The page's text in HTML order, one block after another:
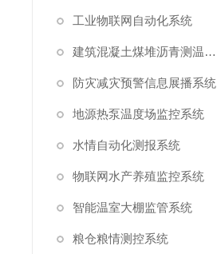
工业物联网自动化系统
建筑混凝土煤堆沥青测温系统
防灾减灾预警信息展播系统
地源热泵温度场监控系统
水情自动化测报系统
物联网水产养殖监控系统
智能温室大棚监管系统
粮仓粮情测控系统